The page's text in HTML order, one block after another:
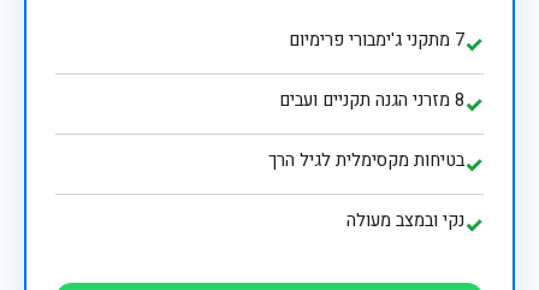
✓7 מתקני ג'ימבורי פרימיום
✓8 מזרני הגנה תקניים ועבים
✓בטיחות מקסימלית לגיל הרך
✓נקי ובמצב מעולה